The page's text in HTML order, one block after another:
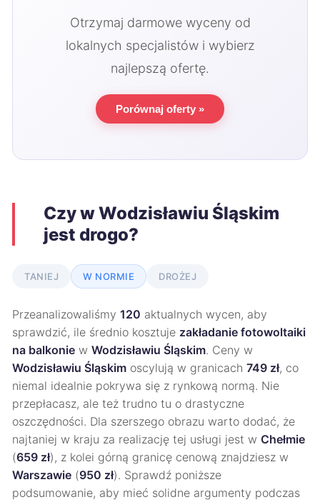
Otrzymaj darmowe wyceny od
lokalnych specjalistów i wybierz
najlepszą ofertę.
Porównaj oferty »
Czy w Wodzisławiu Śląskim
jest drogo?
TANIEJ W NORMIE DROŻEJ
Przeanalizowaliśmy 120 aktualnych wycen, aby
sprawdzić, ile średnio kosztuje zakładanie fotowoltaiki
na balkonie w Wodzisławiu Śląskim. Ceny w
Wodzisławiu Śląskim oscylują w granicach 749 zł, co
niemal idealnie pokrywa się z rynkową normą. Nie
przepłacasz, ale też trudno tu o drastyczne
oszczędności. Dla szerszego obrazu warto dodać, że
najtaniej w kraju za realizację tej usługi jest w Chełmie
(659 zł), z kolei górną granicę cenową znajdziesz w
Warszawie (950 zł). Sprawdź poniższe
podsumowanie, aby mieć solidne argumenty podczas